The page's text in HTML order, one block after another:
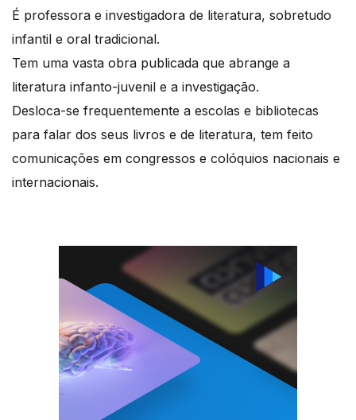
É professora e investigadora de literatura, sobretudo
infantil e oral tradicional.
Tem uma vasta obra publicada que abrange a
literatura infanto-juvenil e a investigação.
Desloca-se frequentemente a escolas e bibliotecas
para falar dos seus livros e de literatura, tem feito
comunicações em congressos e colóquios nacionais e
internacionais.